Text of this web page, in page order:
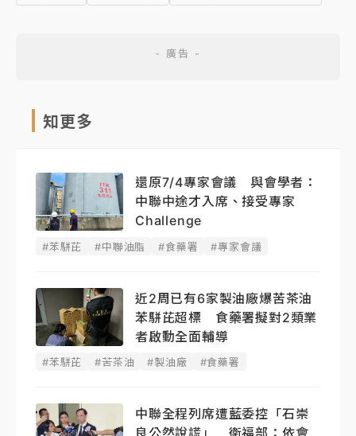
知更多
還原7/4專家會議 與會學者：
中聯中途才入席、接受專家
Challenge
#苯駢芘 #中聯油脂 #食藥署 #專家會議
近2周已有6家製油廠爆苦茶油
苯駢芘超標 食藥署擬對2類業
者啟動全面輔導
#苯駢芘 #苦茶油 #製油廠 #食藥署
中聯全程列席遭藍委控「石崇
良公然說謊」 衛福部：依會